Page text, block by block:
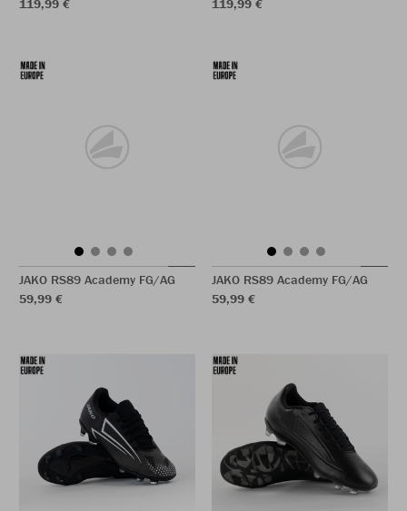
119,99 € 119,99 €
JAKO RS89 Academy FG/AG
59,99 €
JAKO RS89 Academy FG/AG
59,99 €